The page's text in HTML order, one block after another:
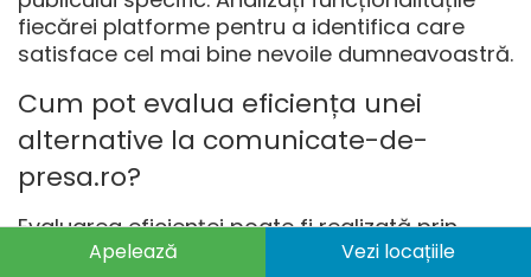
fiecărei platforme pentru a identifica care
satisface cel mai bine nevoile dumneavoastră.
Cum pot evalua eficiența unei
alternative la comunicate-de-
presa.ro?
Evaluarea eficienței poate fi realizată prin
examinarea ratei de răspuns la comunicatele
Apelează Vezi locațiile